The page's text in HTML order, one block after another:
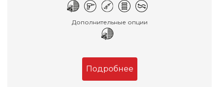
Дополнительные опции
Подробнее